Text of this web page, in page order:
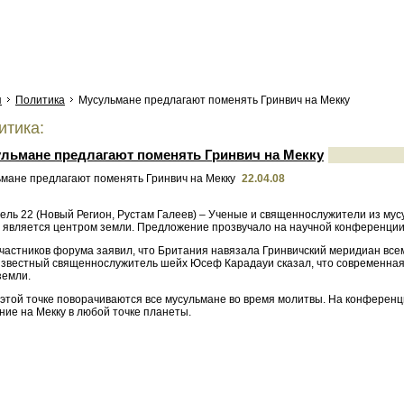
Политика Мусульмане предлагают поменять Гринвич на Мекку
предлагают поменять Гринвич на Мекку
22.04.08
22 (Новый Регион, Рустам Галеев) – Ученые и священнослужители из
является центром земли. Предложение прозвучало на научной
форума заявил, что Британия навязала Гринвичский меридиан
священнослужитель шейх Юсеф Карадауи сказал, что
точке поворачиваются все мусульмане во время молитвы. На
на Мекку в любой точке планеты.